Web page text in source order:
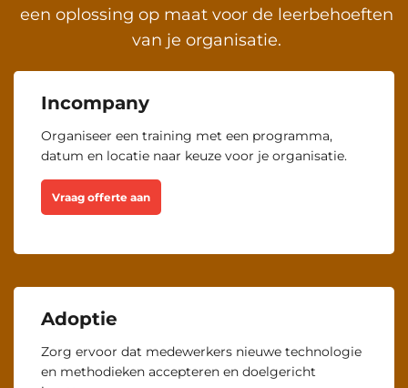
Vrijdag 16 Oktober 2026
Trainingsdag 1
Vrijdag 16 Oktober 2026
Trainingsdag 2 Vrijdag 23 Oktober 2026
Amsterdam, Arnhem, Den Haag,
Eindhoven, Groningen, Hengelo,
Rotterdam, Utrecht, Zwolle en
Woensdag 4 November 2026
Amsterdam, Arnhem, Den Haag,
Eindhoven, Groningen, Hengelo,
een oplossing op maat voor de leerbehoeften
van je organisatie.
Incompany
Organiseer een training met een programma,
datum en locatie naar keuze voor je organisatie.
Vraag offerte aan
Adoptie
Zorg ervoor dat medewerkers nieuwe technologie
en methodieken accepteren en doelgericht